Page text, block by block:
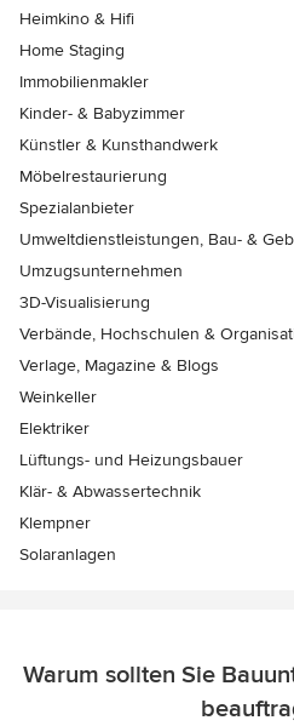
Heimkino & Hifi
Home Staging
Immobilienmakler
Kinder- & Babyzimmer
Künstler & Kunsthandwerk
Möbelrestaurierung
Spezialanbieter
Umweltdienstleistungen, Bau- &
Umzugsunternehmen
3D-Visualisierung
Verbände, Hochschulen &
Verlage, Magazine & Blogs
Weinkeller
Elektriker
Lüftungs- und Heizungsbauer
Klär- & Abwassertechnik
Klempner
Solaranlagen
Warum sollten Sie